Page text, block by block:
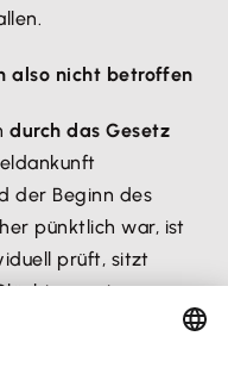
also nicht betroffen
durch das Gesetz
der Beginn des
pünktlich war, ist
prüft, sitzt
seine